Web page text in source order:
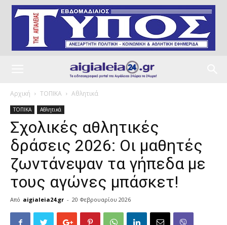
Αρχική ΤΟΠΙΚΑ Αθλητικά
ΤΟΠΙΚΑ Αθλητικά
Σχολικές αθλητικές
δράσεις 2026: Οι μαθητές
ζωντάνεψαν τα γήπεδα με
τους αγώνες μπάσκετ!
Από aigialeia24.gr - 20 Φεβρουαρίου 2026